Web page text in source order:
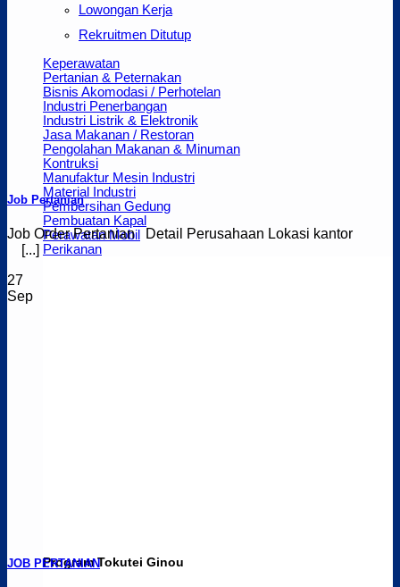
Lowongan Kerja
Rekruitmen Ditutup
Keperawatan
Pertanian & Peternakan
Bisnis Akomodasi / Perhotelan
Industri Penerbangan
Industri Listrik & Elektronik
Jasa Makanan / Restoran
Pengolahan Makanan & Minuman
Kontruksi
Manufaktur Mesin Industri
Material Industri
Pembersihan Gedung
Pembuatan Kapal
Perawatan Mobil
Perikanan
Program Tokutei Ginou
Job Pertanian
Job Order Pertanian Detail Perusahaan Lokasi kantor
[...]
27
Sep
JOB PERTANIAN